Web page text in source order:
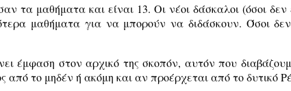
τα μαθήματα και είναι 13. Οι νέοι δάσκαλοι (όσοι
μαθήματα για να μπορούν να διδάσκουν. Όσοι
έμφαση στον αρχικό της σκοπόν, αυτόν που
από το μηδέν ή ακόμη και αν προέρχεται από το δυτικό